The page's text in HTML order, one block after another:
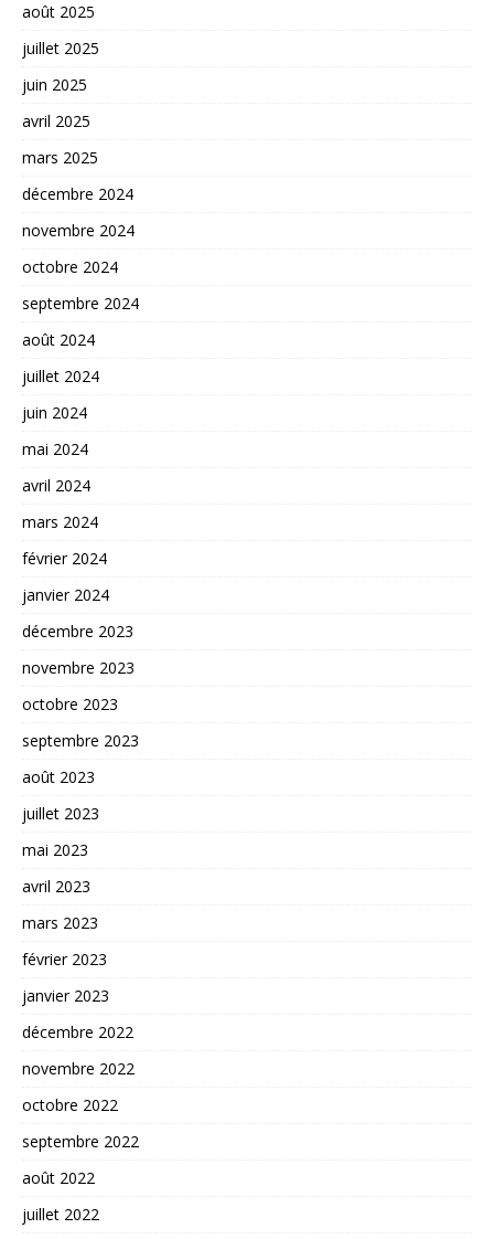
août 2025
juillet 2025
juin 2025
avril 2025
mars 2025
décembre 2024
novembre 2024
octobre 2024
septembre 2024
août 2024
juillet 2024
juin 2024
mai 2024
avril 2024
mars 2024
février 2024
janvier 2024
décembre 2023
novembre 2023
octobre 2023
septembre 2023
août 2023
juillet 2023
mai 2023
avril 2023
mars 2023
février 2023
janvier 2023
décembre 2022
novembre 2022
octobre 2022
septembre 2022
août 2022
juillet 2022